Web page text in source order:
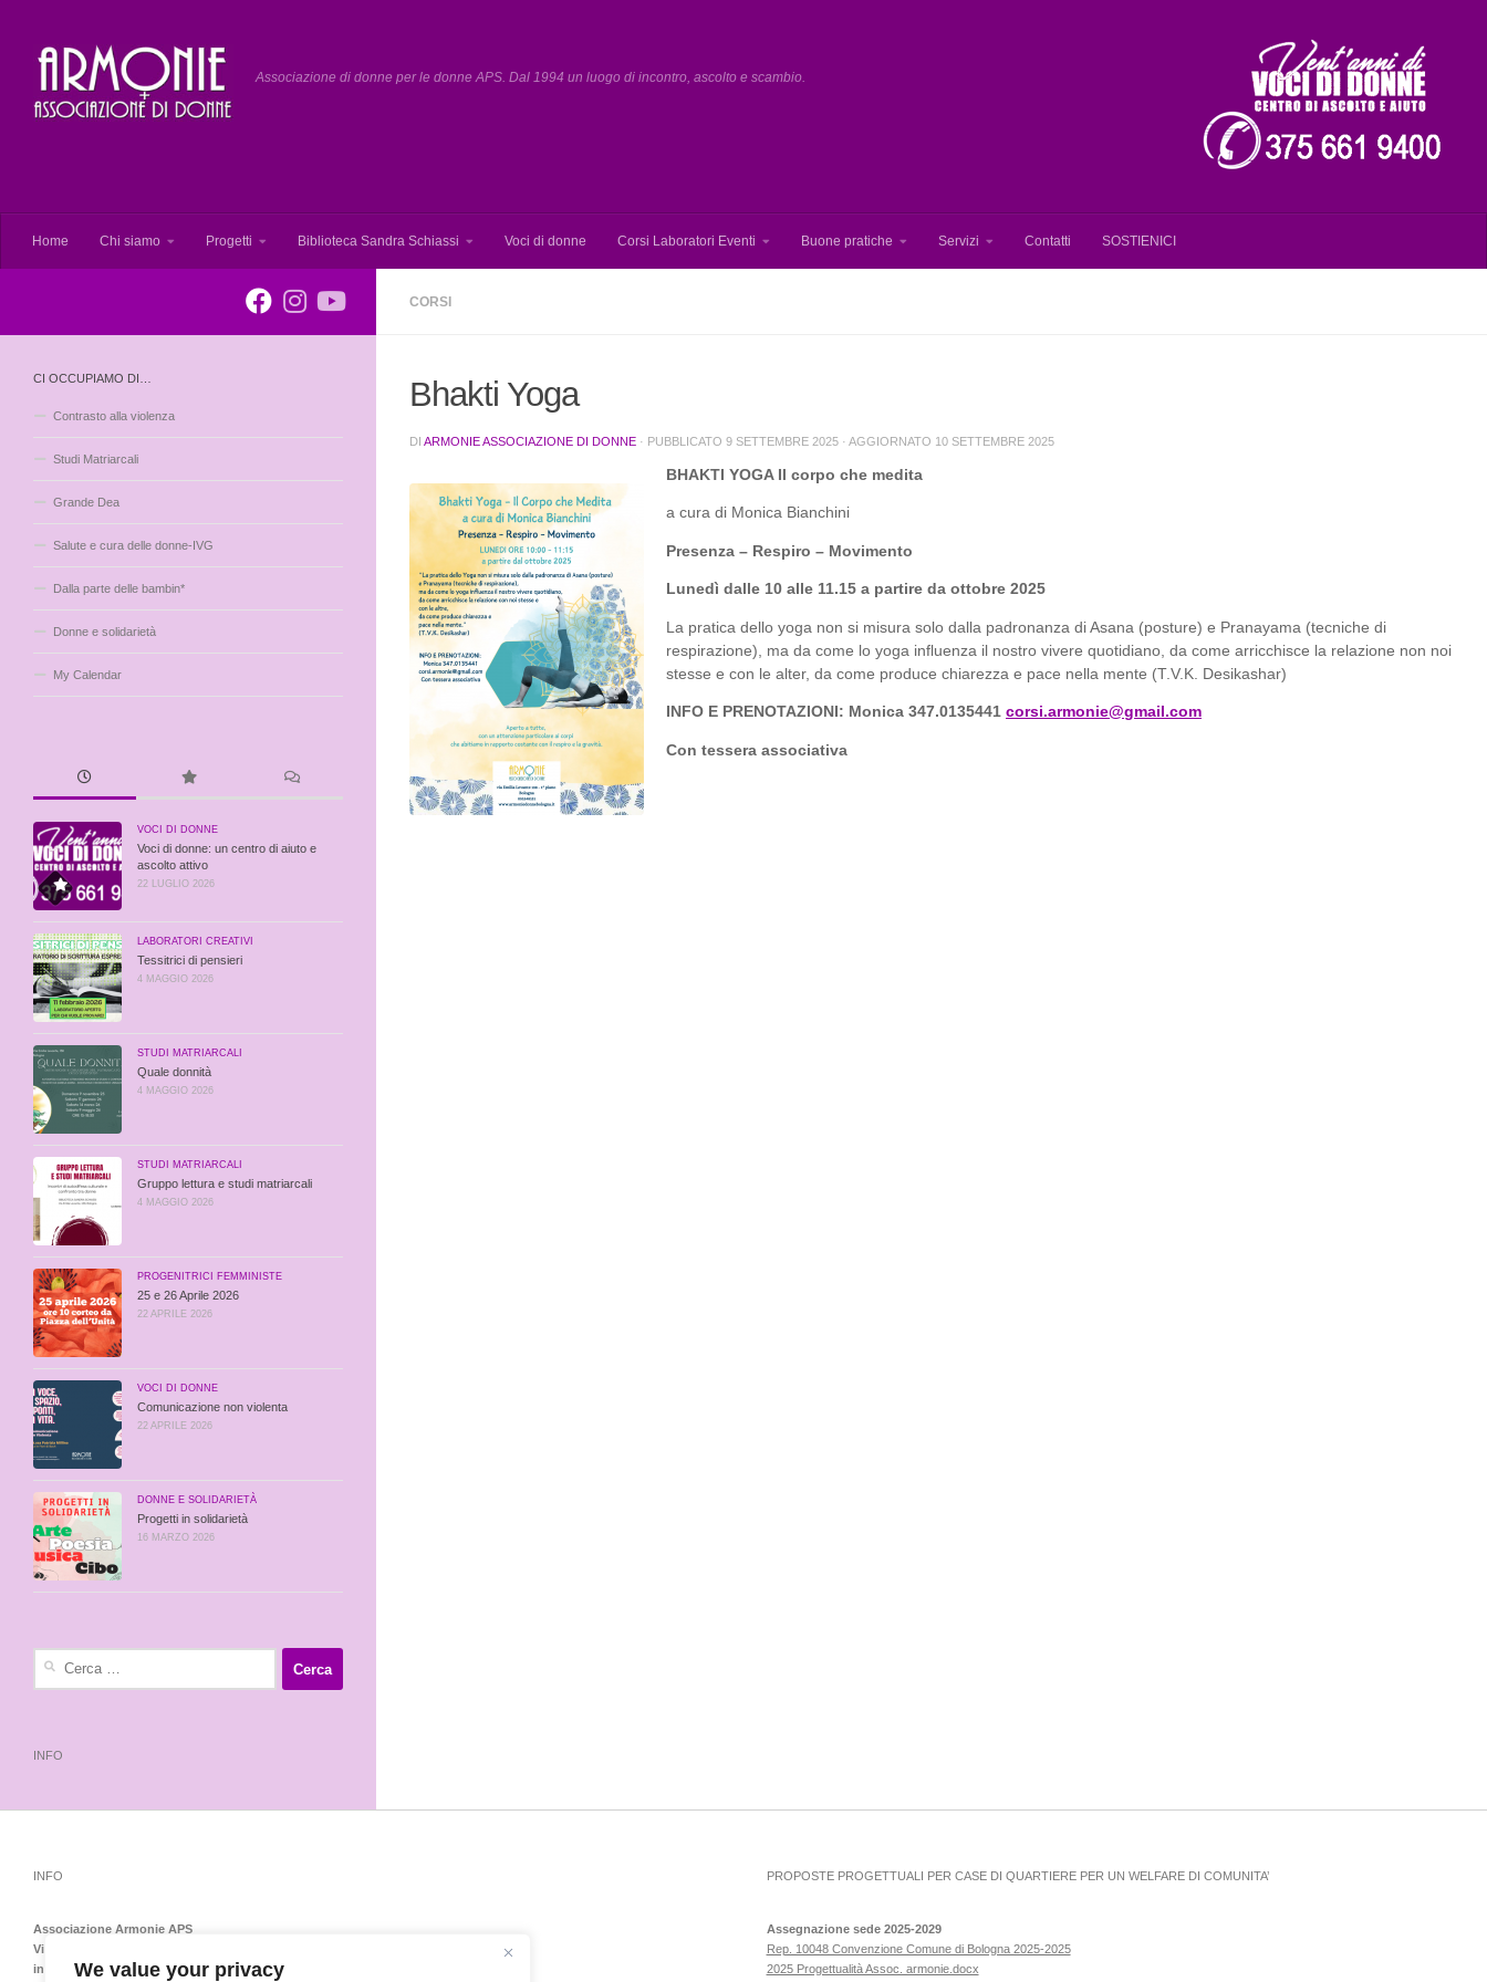
We value your privacy
Associazione di donne per le donne APS. Dal 1994 un luogo di incontro, ascolto e scambio.
Home Chi siamo Progetti Biblioteca Sandra Schiassi Voci di donne Corsi Laboratori Eventi Buone pratiche Servizi Contatti SOSTIENICI
CORSI
Bhakti Yoga
DI ARMONIE ASSOCIAZIONE DI DONNE · PUBBLICATO 9 SETTEMBRE 2025 · AGGIORNATO 10 SETTEMBRE 2025
BHAKTI YOGA Il corpo che medita
a cura di Monica Bianchini
Presenza – Respiro – Movimento
Lunedì dalle 10 alle 11.15 a partire da ottobre 2025
La pratica dello yoga non si misura solo dalla padronanza di Asana (posture) e Pranayama (tecniche di
respirazione), ma da come lo yoga influenza il nostro vivere quotidiano, da come arricchisce la relazione non noi
stesse e con le alter, da come produce chiarezza e pace nella mente (T.V.K. Desikashar)
INFO E PRENOTAZIONI: Monica 347.0135441 corsi.armonie@gmail.com
Con tessera associativa
CI OCCUPIAMO DI…
Contrasto alla violenza
Studi Matriarcali
Grande Dea
Salute e cura delle donne-IVG
Dalla parte delle bambin*
Donne e solidarietà
My Calendar
VOCI DI DONNE
Voci di donne: un centro di aiuto e
ascolto attivo
22 LUGLIO 2026
LABORATORI CREATIVI
Tessitrici di pensieri
4 MAGGIO 2026
STUDI MATRIARCALI
Quale donnità
4 MAGGIO 2026
STUDI MATRIARCALI
Gruppo lettura e studi matriarcali
4 MAGGIO 2026
PROGENITRICI FEMMINISTE
25 e 26 Aprile 2026
22 APRILE 2026
VOCI DI DONNE
Comunicazione non violenta
22 APRILE 2026
DONNE E SOLIDARIETÀ
Progetti in solidarietà
16 MARZO 2026
INFO
INFO
Associazione Armonie APS
Via Emilia Levante 138 – 40139 Bologna – Tel-Fax 051548151
info@armoniedonnebologna.it
PROPOSTE PROGETTUALI PER CASE DI QUARTIERE PER UN WELFARE DI COMUNITA’
Assegnazione sede 2025-2029
Rep. 10048 Convenzione Comune di Bologna 2025-2025
2025 Progettualità Assoc. armonie.docx